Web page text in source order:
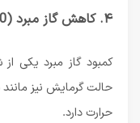
۴. کاهش گاز مبرد (R410 یا R32)
کمبود گاز مبرد یکی
حالت گرمایش نیز
حرارت دارد.